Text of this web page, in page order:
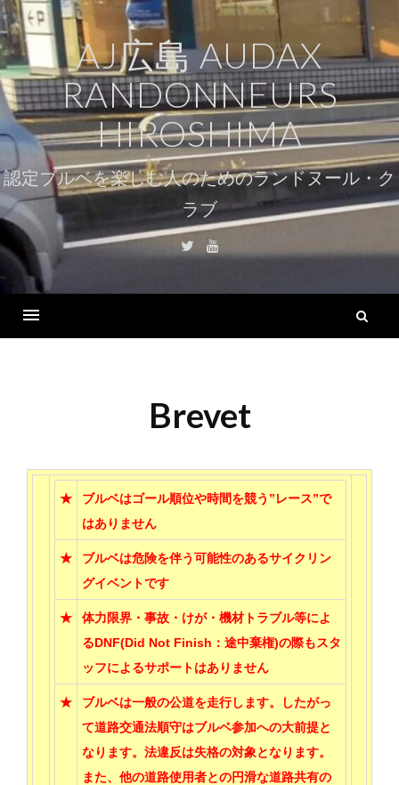
コ
ン
テ
ン
ツ
へ
キ
ッ
AJ広島 AUDAX
RANDONNEURS
HIROSHIMA
認定ブルベを楽しむ人のためのランドヌール・ク
ラブ
TwitterYoutube
Brevet
★
ブルベはゴール順位や時間を競う”レース”で
はありません
★
ブルベは危険を伴う可能性のあるサイクリン
グイベントです
★
体力限界・事故・けが・機材トラブル等によ
るDNF(Did Not Finish：途中棄権)の際もスタ
ッフによるサポートはありません
★
ブルベは一般の公道を走行します。したがっ
て道路交通法順守はブルベ参加への大前提と
なります。法違反は失格の対象となります。
また、他の道路使用者との円滑な道路共有の